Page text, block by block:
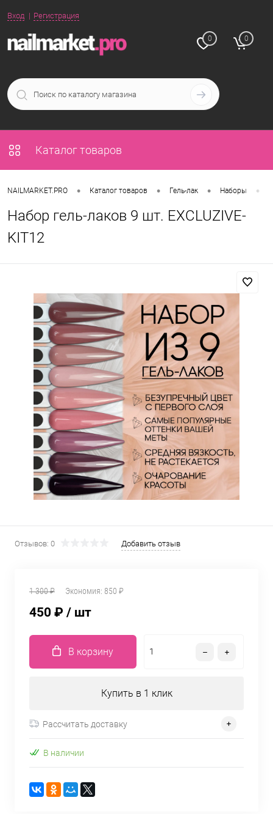
Вход Регистрация
0 0
Каталог товаров
NAILMARKET.PRO • Каталог товаров • Гель-лак • Наборы •
Набор гель-лаков 9 шт. EXCLUZIVE-
KIT12
Отзывов: 0 Добавить отзыв
1 300 ₽ Экономия: 850 ₽
450 ₽ / шт
В корзину
Купить в 1 клик
Рассчитать доставку
В наличии